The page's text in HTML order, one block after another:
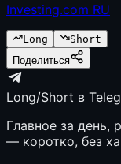
Investing.com RU
Long
Short
Поделиться
Long/Short в
Главное за день,
— коротко, без